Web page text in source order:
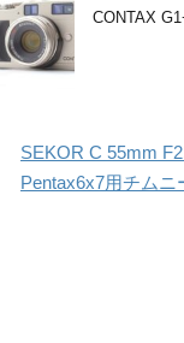
CONTAX
SEKOR C 55mm
Pentax6x7用チムニ